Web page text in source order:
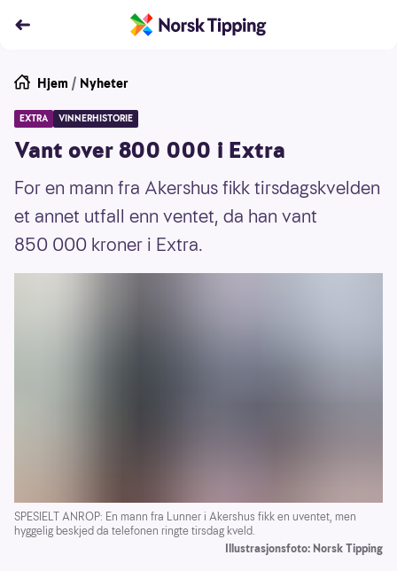
Hjem / Nyheter
EXTRA VINNERHISTORIE
Vant over 800 000 i Extra
For en mann fra Akershus fikk tirsdagskvelden
et annet utfall enn ventet, da han vant
850 000 kroner i Extra.
SPESIELT ANROP: En mann fra Lunner i Akershus fikk en uventet, men
hyggelig beskjed da telefonen ringte tirsdag kveld.
Illustrasjonsfoto: Norsk Tipping